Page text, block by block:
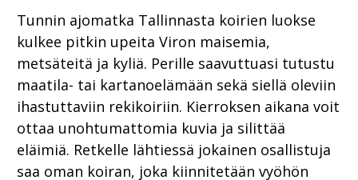
Tunnin ajomatka Tallinnasta koirien luokse
kulkee pitkin upeita Viron maisemia,
metsäteitä ja kyliä. Perille saavuttuasi tutustu
maatila- tai kartanoelämään sekä siellä oleviin
ihastuttaviin rekikoiriin. Kierroksen aikana voit
ottaa unohtumattomia kuvia ja silittää
eläimiä. Retkelle lähtiessä jokainen osallistuja
saa oman koiran, joka kiinnitetään vyöhön